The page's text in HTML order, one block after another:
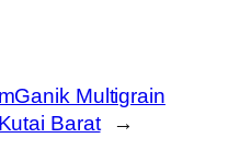
mGanik Multigrain
Kutai Barat
→